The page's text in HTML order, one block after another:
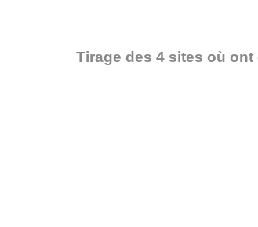
Tirage des 4 sites où ont